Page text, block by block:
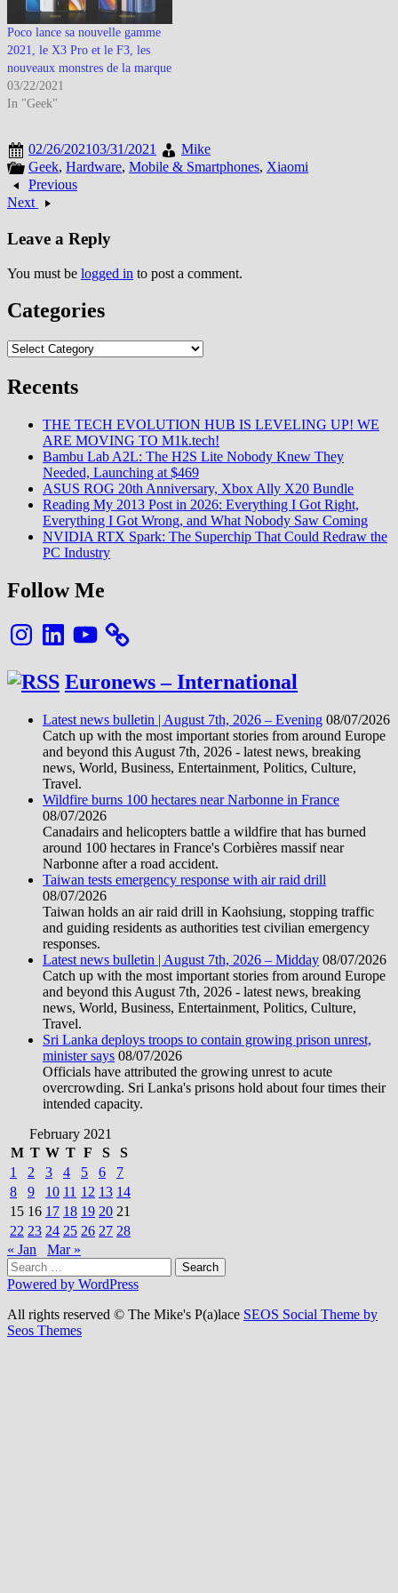
Poco lance sa nouvelle gamme
2021, le X3 Pro et le F3, les
nouveaux monstres de la marque
03/22/2021
In "Geek"
02/26/202103/31/2021
Mike
Geek, Hardware, Mobile & Smartphones, Xiaomi
Previous
Next
Leave a Reply
You must be logged in to post a comment.
Categories
Categories
Recents
THE TECH EVOLUTION HUB IS LEVELING UP! WE
ARE MOVING TO M1k.tech!
Bambu Lab A2L: The H2S Lite Nobody Knew They
Needed, Launching at $469
ASUS ROG 20th Anniversary, Xbox Ally X20 Bundle
Reading My 2013 Post in 2026: Everything I Got Right,
Everything I Got Wrong, and What Nobody Saw Coming
NVIDIA RTX Spark: The Superchip That Could Redraw the
PC Industry
Follow Me
InstagramLinkedInYouTube
Euronews – International
Latest news bulletin | August 7th, 2026 – Evening 08/07/2026
Catch up with the most important stories from around Europe
and beyond this August 7th, 2026 - latest news, breaking
news, World, Business, Entertainment, Politics, Culture,
Travel.
Wildfire burns 100 hectares near Narbonne in France
08/07/2026
Canadairs and helicopters battle a wildfire that has burned
around 100 hectares in France's Corbières massif near
Narbonne after a road accident.
Taiwan tests emergency response with air raid drill
08/07/2026
Taiwan holds an air raid drill in Kaohsiung, stopping traffic
and guiding residents as authorities test civilian emergency
responses.
Latest news bulletin | August 7th, 2026 – Midday 08/07/2026
Catch up with the most important stories from around Europe
and beyond this August 7th, 2026 - latest news, breaking
news, World, Business, Entertainment, Politics, Culture,
Travel.
Sri Lanka deploys troops to contain growing prison unrest,
minister says 08/07/2026
Officials have attributed the growing unrest to acute
overcrowding. Sri Lanka's prisons hold about four times their
intended capacity.
February 2021
M T W T F S
S
1
2 3 4 5 6
7
8
9 10 11 12 13 14
15 16 17 18 19 20 21
22 23 24 25 26 27 28
« Jan
Mar »
Search
for:
Powered by WordPress
All rights reserved © The Mike's P(a)lace SEOS Social Theme by
Seos Themes